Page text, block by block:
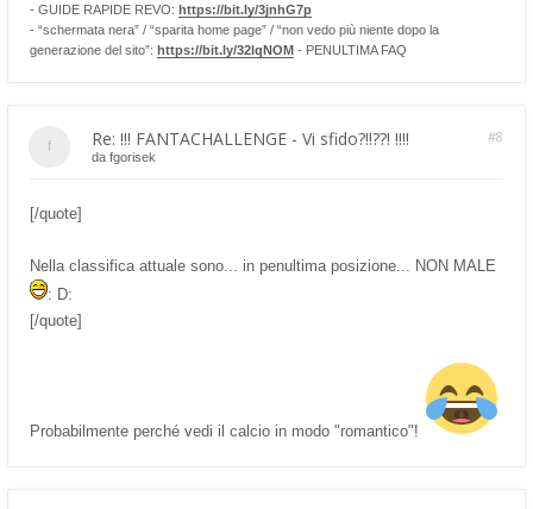
- GUIDE RAPIDE REVO: https://bit.ly/3jnhG7p
- “schermata nera” / “sparita home page” / “non vedo più niente dopo la
generazione del sito”: https://bit.ly/32lqNOM - PENULTIMA FAQ
Re: !!! FANTACHALLENGE - Vi sfido?!!??! !!!! #8
da fgorisek
[/quote]
Nella classifica attuale sono... in penultima posizione... NON MALE
: D:
[/quote]
Probabilmente perché vedi il calcio in modo "romantico"!